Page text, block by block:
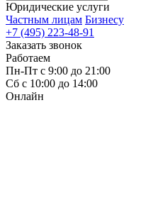
Юридические услуги
Частным лицам Бизнесу
+7 (495) 223-48-91
Заказать звонок
Работаем
Пн-Пт с 9:00 до 21:00
Сб с 10:00 до 14:00
Онлайн